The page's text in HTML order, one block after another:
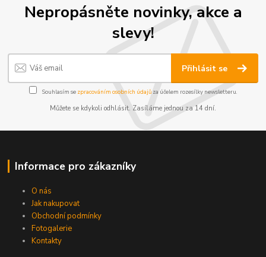
Nepropásněte novinky, akce a
slevy!
Přihlásit se
Souhlasím se zpracováním osobních údajůza účelem rozesílky newsletteru.
Můžete se kdykoli odhlásit. Zasíláme jednou za 14 dní.
Informace pro zákazníky
O nás
Jak nakupovat
Obchodní podmínky
Fotogalerie
Kontakty